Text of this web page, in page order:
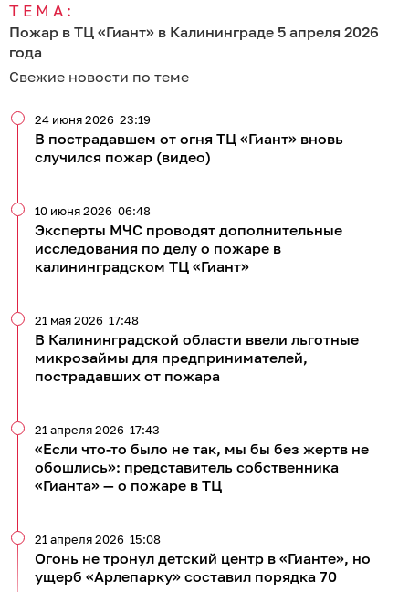
ТЕМА:
Пожар в ТЦ «Гиант» в Калининграде 5 апреля 2026
года
Свежие новости по теме
В пострадавшем от огня ТЦ «Гиант» вновь
случился пожар (видео)
24 июня 2026 23:19
Эксперты МЧС проводят дополнительные
исследования по делу о пожаре в
калининградском ТЦ «Гиант»
10 июня 2026 06:48
В Калининградской области ввели льготные
микрозаймы для предпринимателей,
пострадавших от пожара
21 мая 2026 17:48
«Если что-то было не так, мы бы без жертв не
обошлись»: представитель собственника
«Гианта» — о пожаре в ТЦ
21 апреля 2026 17:43
Огонь не тронул детский центр в «Гианте», но
ущерб «Арлепарку» составил порядка 70
21 апреля 2026 15:08